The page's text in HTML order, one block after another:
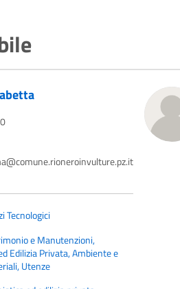
Tecnologici
e Manutenzioni,
Edilizia Privata, Ambiente e
Utenze